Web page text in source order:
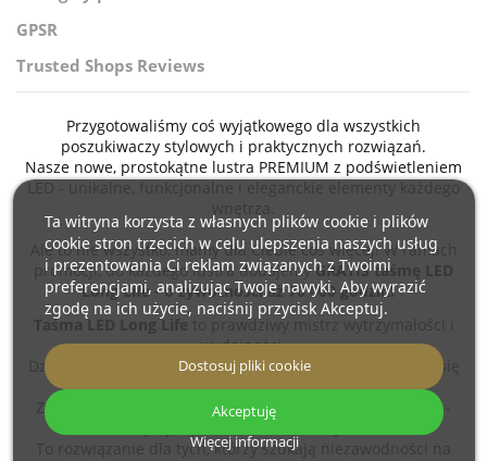
GPSR
Trusted Shops Reviews
Przygotowaliśmy coś wyjątkowego dla wszystkich
poszukiwaczy stylowych i praktycznych rozwiązań.
Nasze nowe, prostokątne lustra PREMIUM z podświetleniem
LED - unikalne, funkcjonalne i eleganckie elementy każdego
wnętrza.
Ale to nie wszystko, mamy dla Ciebie coś więcej! W ramach
promocji, do każdego lustra dodajemyGRATIS taśmę LED
Long Life - o żywotności aż 70 000 godzin!?
Taśma LED Long Life to prawdziwy mistrz wytrzymałości i
wydajności.
Dzięki 70 000 godzin ciągłego świecenia, możesz cieszyć się
ciepłym, przyjemnym światłem przez ponad 20 lat!
Za tę wydajność odpowiadają zaawansowane diody LED -
To rozwiązanie dla tych, którzy szukają niezawodności na
Ta witryna korzysta z własnych plików cookie i plików
cookie stron trzecich w celu ulepszenia naszych usług
i prezentowania Ci reklam związanych z Twoimi
preferencjami, analizując Twoje nawyki. Aby wyrazić
zgodę na ich użycie, naciśnij przycisk Akceptuj.
Więcej informacji
Dostosuj pliki cookie
Akceptuję